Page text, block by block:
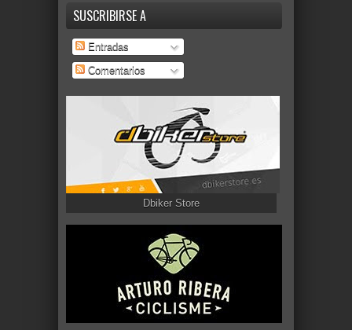
SUSCRIBIRSE A
Entradas
Comentarios
Dbiker Store